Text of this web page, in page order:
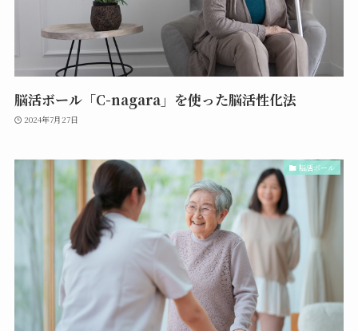
脳活ボール「C-nagara」を使った脳活性化法
2024年7月27日
脳活ボール